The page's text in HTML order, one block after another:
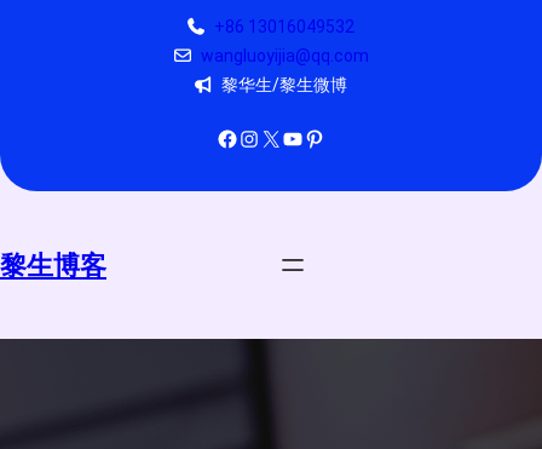
+86 13016049532
wangluoyijia@qq.com
黎华生/黎生微博
Facebook Instagram X YouTube Pinterest
黎生博客